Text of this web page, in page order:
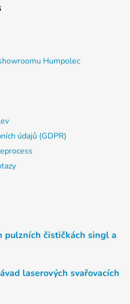
Humpolec
údajů (GDPR)
pulzních čističkách singl a
laserových svařovacích